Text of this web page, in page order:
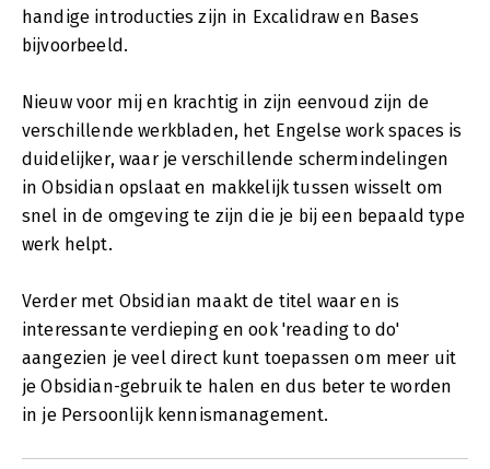
handige introducties zijn in Excalidraw en Bases
bijvoorbeeld.
Nieuw voor mij en krachtig in zijn eenvoud zijn de
verschillende werkbladen, het Engelse work spaces is
duidelijker, waar je verschillende schermindelingen
in Obsidian opslaat en makkelijk tussen wisselt om
snel in de omgeving te zijn die je bij een bepaald type
werk helpt.
Verder met Obsidian maakt de titel waar en is
interessante verdieping en ook 'reading to do'
aangezien je veel direct kunt toepassen om meer uit
je Obsidian-gebruik te halen en dus beter te worden
in je Persoonlijk kennismanagement.